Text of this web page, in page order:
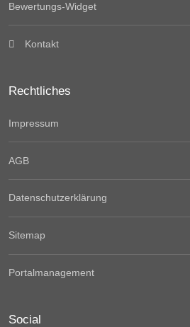
Bewertungs-Widget
Kontakt
Rechtliches
Impressum
AGB
Datenschutzerklärung
Sitemap
Portalmanagement
Social